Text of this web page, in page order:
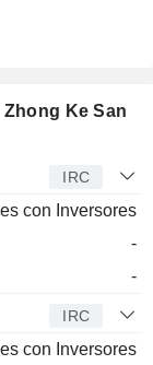
Ke San
IRC
con Inversores
-
-
IRC
con Inversores